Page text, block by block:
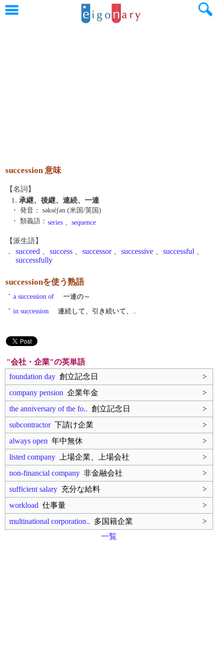
succession 意味
【名詞】
1. 承継、後継、連続、一連
・ 発音：
səkséʃən (米国/英国)
・ 類義語： series 、 sequence
【派生語】
. succeed success successor、 successive successful
successfully
successionを使う熟語
・ a succession of
一連の～
・ in succession 連続して、引き続いて、..
"会社・企業"の英単語
foundation day 創立記念日
>
company pension 企業年金
>
the anniversary of the fo.. 創立記念日
>
subcontractor下請け企業
>
always open 年中無休
>
listed company 上場企業、上場会社
>
non-financial company 非金融会社
>
sufficient salary 充分な給料
>
workload 仕事量
>
multinational corporation.. 多国籍企業
>
一覧